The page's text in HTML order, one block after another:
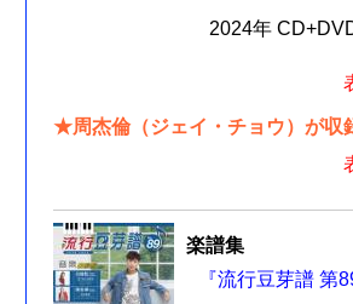
2024年
★周杰倫（ジェイ・チョウ）が収
楽譜集
『流行豆芽譜 第